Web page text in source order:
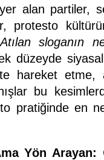
alan partiler,
protesto
Atılan sloganın
düzeyde
hareket etme,
bu
pratiğinde en
Yön Arayan: